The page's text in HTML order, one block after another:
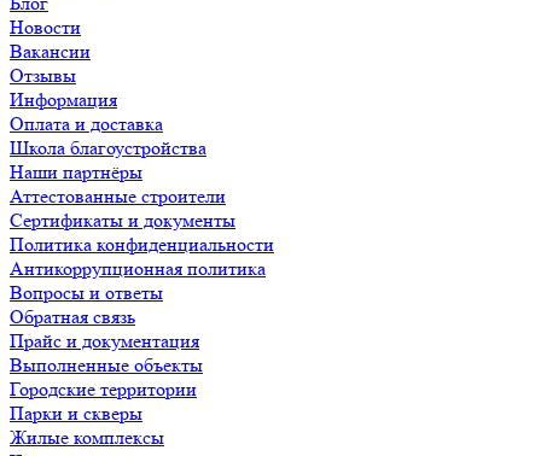
Новости
Вакансии
Отзывы
Информация
Оплата и доставка
Школа благоустройства
Наши партнёры
Аттестованные строители
Сертификаты и документы
Политика конфиденциальности
Антикоррупционная политика
Вопросы и ответы
Обратная связь
Прайс и документация
Выполненные объекты
Городские территории
Парки и скверы
Жилые комплексы